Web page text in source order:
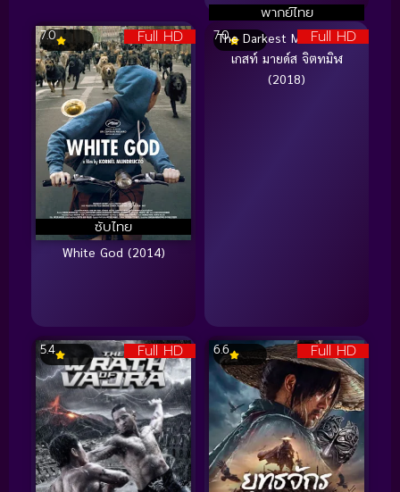
Full HD
ซับไทย
7.0
White God (2014)
Full HD
พากย์ไทย
7.0
The Darkest Minds ดาร์ก
เกสท์ มายด์ส จิตทมิฬ
(2018)
Full HD
5.4 Full HD
6.6